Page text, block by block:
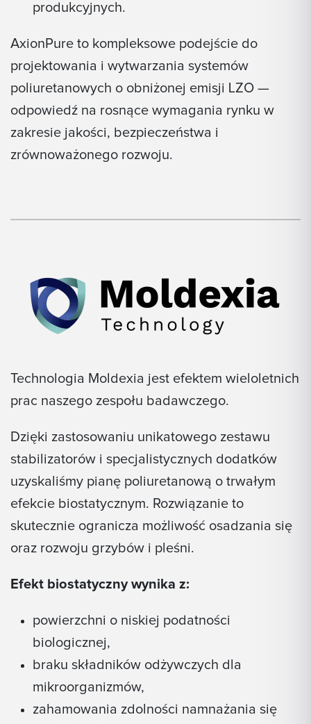
produkcyjnych.
AxionPure to kompleksowe podejście do
projektowania i wytwarzania systemów
poliuretanowych o obniżonej emisji LZO —
odpowiedź na rosnące wymagania rynku w
zakresie jakości, bezpieczeństwa i
zrównoważonego rozwoju.
Technologia Moldexia jest efektem wieloletnich
prac naszego zespołu badawczego.
Dzięki zastosowaniu unikatowego zestawu
stabilizatorów i specjalistycznych dodatków
uzyskaliśmy pianę poliuretanową o trwałym
efekcie biostatycznym. Rozwiązanie to
skutecznie ogranicza możliwość osadzania się
oraz rozwoju grzybów i pleśni.
Efekt biostatyczny wynika z:
powierzchni o niskiej podatności
biologicznej,
braku składników odżywczych dla
mikroorganizmów,
zahamowania zdolności namnażania się